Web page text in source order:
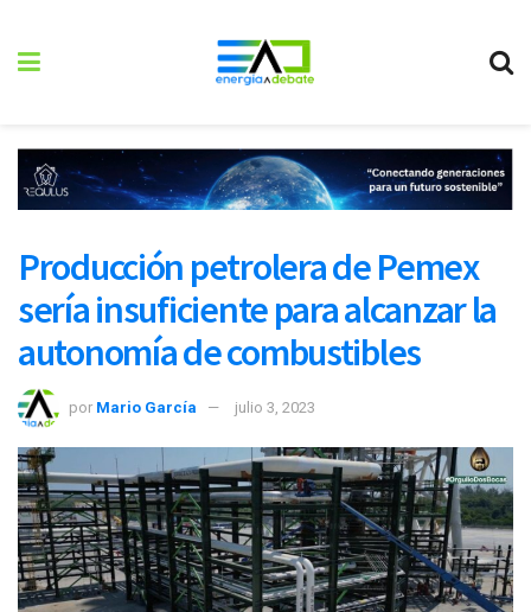
Producción petrolera de Pemex
sería insuficiente para alcanzar la
autonomía de combustibles
por Mario García julio 3, 2023